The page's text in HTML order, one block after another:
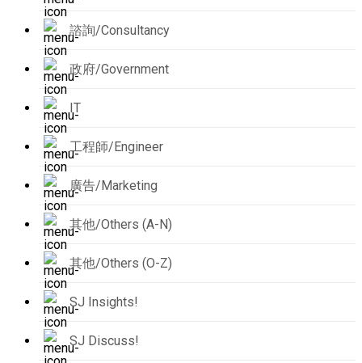
諮詢/Consultancy
政府/Government
IT
工程師/Engineer
廣告/Marketing
其他/Others (A-N)
其他/Others (O-Z)
SJ Insights!
SJ Discuss!